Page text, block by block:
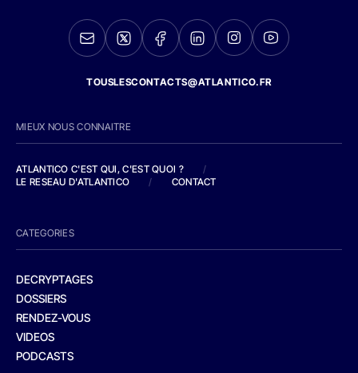
TOUSLESCONTACTS@ATLANTICO.FR
MIEUX NOUS CONNAITRE
ATLANTICO C'EST QUI, C'EST QUOI ?
/
LE RESEAU D'ATLANTICO
/ CONTACT
CATEGORIES
DECRYPTAGES
DOSSIERS
RENDEZ-VOUS
VIDEOS
PODCASTS